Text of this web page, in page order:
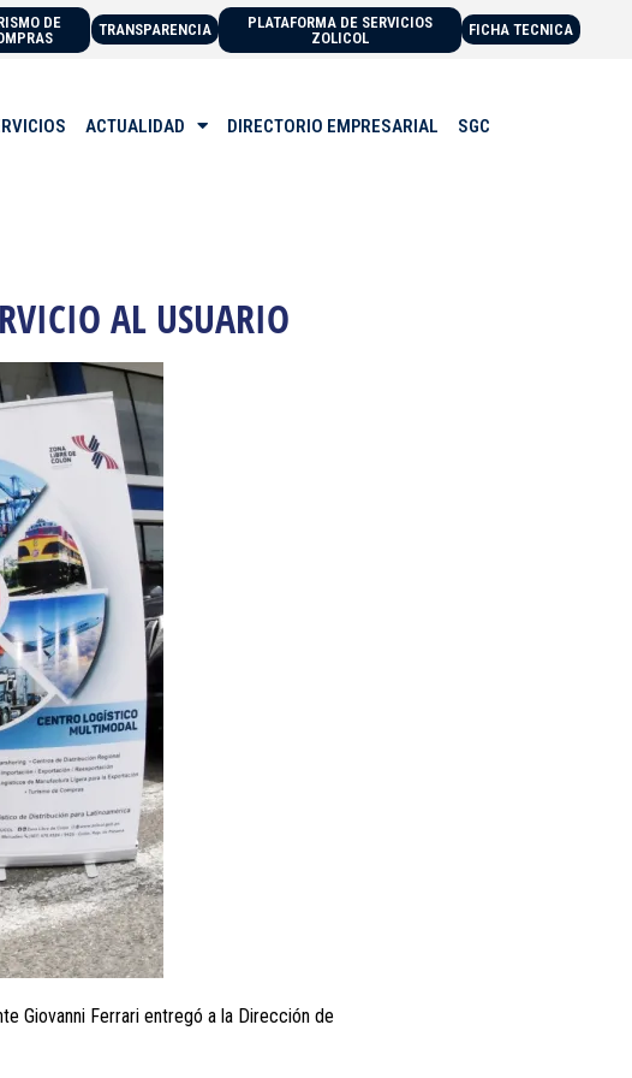
DE
TRANSPARENCIA
PLATAFORMA DE SERVICIOS
ZOLICOL
FICHA TECNICA
ACTUALIDAD DIRECTORIO EMPRESARIAL SGC
AL USUARIO
Giovanni Ferrari entregó a la Dirección de